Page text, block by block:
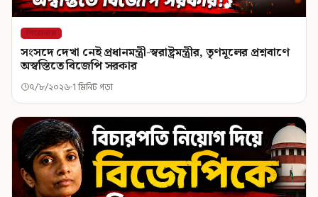
শিরোনাম
সংসদে দেখা নেই প্রধানমন্ত্রী-স্বরাষ্ট্রমন্ত্রীর, তৃণমূলের প্রশ্নবাণে
অস্বস্তিতে বিজেপি সরকার
৭/৮/২০২৬ 1 মিনিট পড়া